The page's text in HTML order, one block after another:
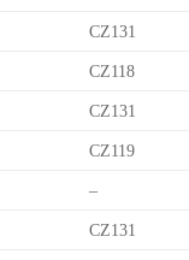
CZ131
CZ118
CZ131
CZ119
–
CZ131